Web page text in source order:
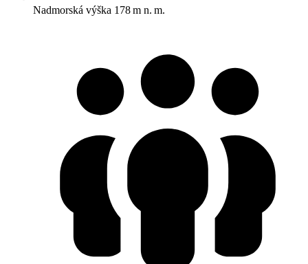
Nadmorská výška 178 m n. m.